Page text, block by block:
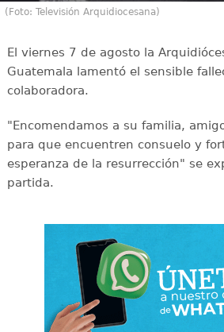
(Foto: Televisión Arquidiocesana)
El viernes 7 de agosto la
Guatemala lamentó el sensible
colaboradora.
"Encomendamos a su familia,
para que encuentren consuelo y
esperanza de la resurrección" se
partida.